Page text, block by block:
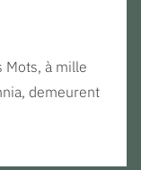
Mots, à mille
demeurent